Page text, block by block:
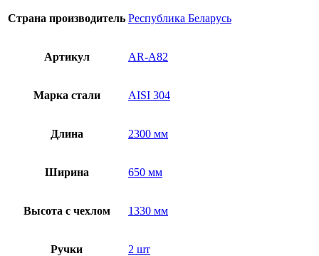
Страна производитель Республика Беларусь
Артикул AR-A82
Марка стали AISI 304
Длина 2300 мм
Ширина 650 мм
Высота с чехлом 1330 мм
Ручки 2 шт